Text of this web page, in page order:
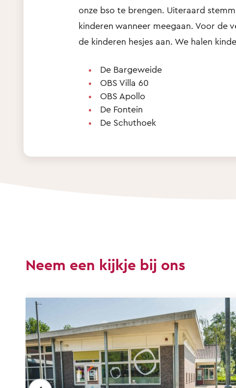
onze bso te brengen. Uiteraard
kinderen wanneer meegaan. Voor de
de kinderen hesjes aan. We halen
De Bargeweide
OBS Villa 60
OBS Apollo
De Fontein
De Schuthoek
Neem een kijkje bij ons